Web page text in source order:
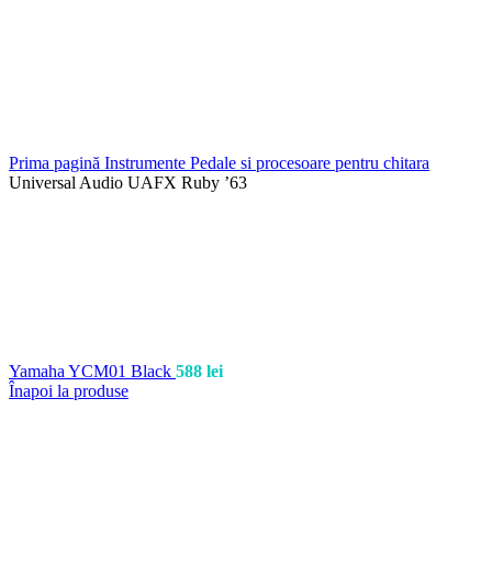
Prima pagină Instrumente Pedale si procesoare pentru chitara
Universal Audio UAFX Ruby ’63
Yamaha YCM01 Black 588 lei
Înapoi la produse